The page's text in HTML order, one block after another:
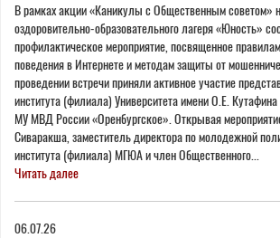
В рамках акции «Каникулы с Общественным советом»
оздоровительно-образовательного лагеря «Юность»
профилактическое мероприятие, посвященное
поведения в Интернете и методам защиты от
проведении встречи приняли активное участие
института (филиала) Университета имени О.Е.
МУ МВД России «Оренбургское». Открывая
Сиваракша, заместитель директора по молодежной
института (филиала) МГЮА и член Общественного...
Читать далее
06.07.26